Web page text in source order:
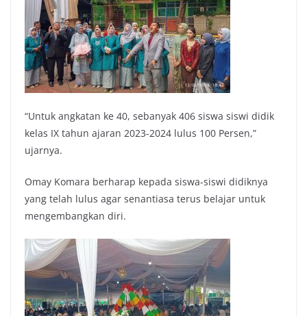
“Untuk angkatan ke 40, sebanyak 406 siswa siswi didik
kelas IX tahun ajaran 2023-2024 lulus 100 Persen,”
ujarnya.
Omay Komara berharap kepada siswa-siswi didiknya
yang telah lulus agar senantiasa terus belajar untuk
mengembangkan diri.